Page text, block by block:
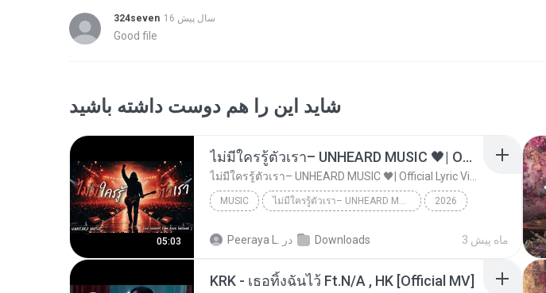
324seven 16 سال پیش
Good file
شاید این را هم دوست داشته باشید
05:03
ไม่มีใครรู้ตัวเรา– UNHEARD MUSIC 🖤| Official Lyric Video | เพลงสู้ชีวิต
MUSIC ไม่มีใครรู้ตัวเรา– UNHEARD MUSIC 🖤| Official Lyric Video | เพลงสู้ชีวิต 2026
Peeraya L. در Downloads 3 ماه پیش
KRK - เธอทิ้งฉันไว้ Ft.N/A , HK [Official MV]